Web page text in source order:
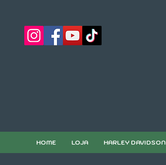
HOME LOJA HARLEY DAVIDSON